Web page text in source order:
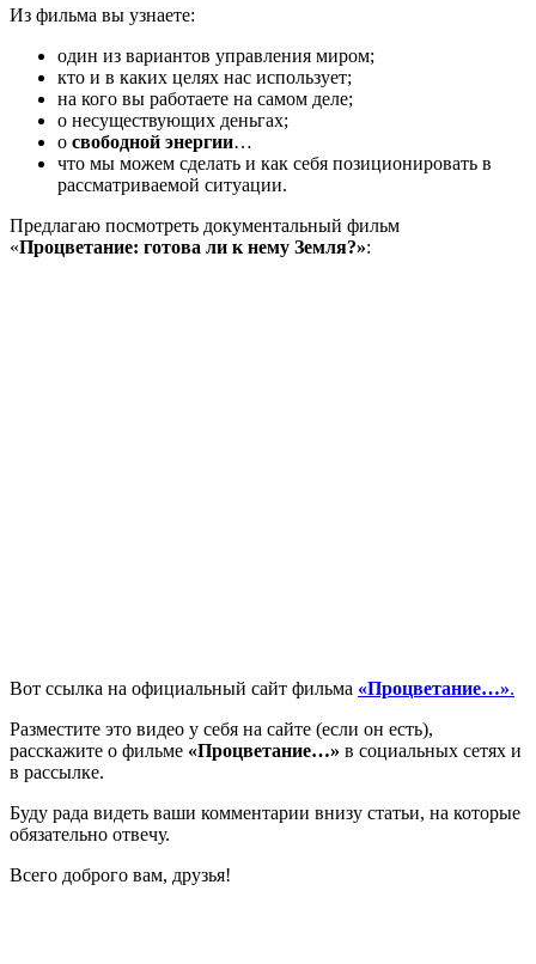
Из фильма вы узнаете:
один из вариантов управления миром;
кто и в каких целях нас использует;
на кого вы работаете на самом деле;
о несуществующих деньгах;
о свободной энергии…
что мы можем сделать и как себя позиционировать в
рассматриваемой ситуации.
Предлагаю посмотреть документальный фильм
«Процветание: готова ли к нему Земля?»:
Вот ссылка на официальный сайт фильма «Процветание…».
Разместите это видео у себя на сайте (если он есть),
расскажите о фильме «Процветание…» в социальных сетях и
в рассылке.
Буду рада видеть ваши комментарии внизу статьи, на которые
обязательно отвечу.
Всего доброго вам, друзья!